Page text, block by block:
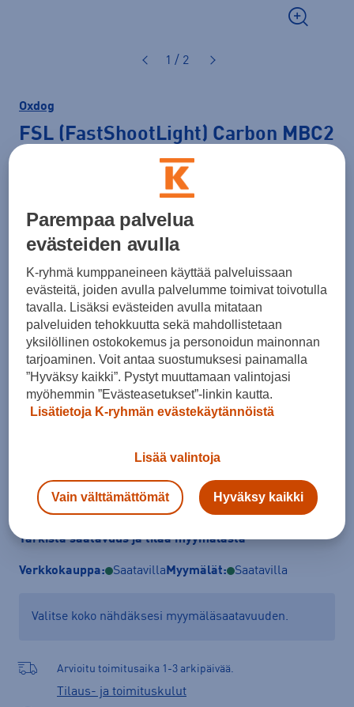
1 / 2
Oxdog
FSL (FastShootLight) Carbon MBC2
Smoke grey/gold lapa
Koko
R L
Lisää ostoskoriin
Tarkista saatavuus ja tilaa myymälästä
Verkkokauppa: Saatavilla Myymälät: Saatavilla
Valitse koko nähdäksesi myymäläsaatavuuden.
Arvioitu toimitusaika 1-3 arkipäivää.
Tilaus- ja toimituskulut
Parempaa palvelua
evästeiden avulla
K-ryhmä kumppaneineen käyttää palveluissaan
evästeitä, joiden avulla palvelumme toimivat toivotulla
tavalla. Lisäksi evästeiden avulla mitataan
palveluiden tehokkuutta sekä mahdollistetaan
yksilöllinen ostokokemus ja personoidun mainonnan
tarjoaminen. Voit antaa suostumuksesi painamalla
”Hyväksy kaikki”. Pystyt muuttamaan valintojasi
myöhemmin ”Evästeasetukset”-linkin kautta.
Lisätietoja K-ryhmän evästekäytännöistä
Lisää valintoja
Vain välttämättömät Hyväksy kaikki